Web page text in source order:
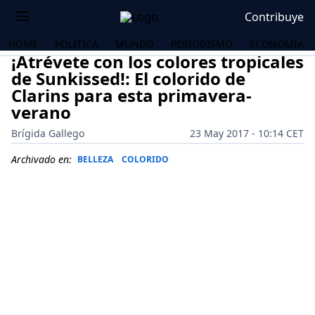
Contribuye
HOME POLÍTICA MUNDO PERIODISMO ECONOMÍA
¡Atrévete con los colores tropicales
de Sunkissed!: El colorido de
Clarins para esta primavera-
verano
Brígida Gallego
23 May 2017 - 10:14 CET
Archivado en: BELLEZA COLORIDO